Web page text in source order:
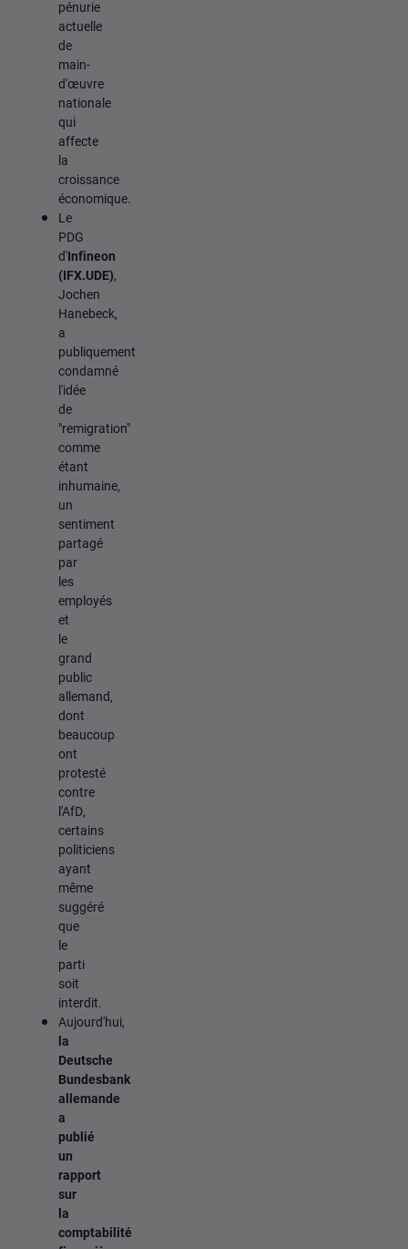
pénurie
actuelle
de
main-
d'œuvre
nationale
qui
affecte
la
croissance
économique.
Le
PDG
d'Infineon
(IFX.UDE),
Jochen
Hanebeck,
a
publiquement
condamné
l'idée
de
"remigration"
comme
étant
inhumaine,
un
sentiment
partagé
par
les
employés
et
le
grand
public
allemand,
dont
beaucoup
ont
protesté
contre
l'AfD,
certains
politiciens
ayant
même
suggéré
que
le
parti
soit
interdit.
Aujourd'hui,
la
Deutsche
Bundesbank
allemande
a
publié
un
rapport
sur
la
comptabilité